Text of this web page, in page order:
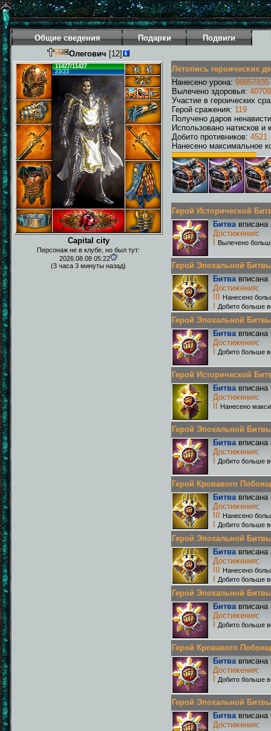
Общие сведения Подарки Подвиги
Олегович [12]
11427/11427
23/23
Capital city
Персонаж не в клубе, но был тут:
2026.08.08 05:22
(3 часа 3 минуты назад)
Летопись героических
Нанесено урона: 99857835
Вылечено здоровья:
Участие в героических
Герой сражения: 119
Получено даров
Использовано натисков и
Добито противников: 4521
Нанесено максимальное
Герой Исторической
Битвавписана
Достижения:
Вылечено
Герой Эпохальной
Битвавписана
Достижения:
Нанесено
Добито больше
Герой Эпохальной
Битвавписана
Достижения:
Добито больше
Герой Исторической
Битвавписана
Достижения:
Нанесено
Герой Эпохальной
Битвавписана
Достижения:
Добито больше
Герой Кровавого
Битвавписана
Достижения:
Нанесено
Добито больше
Герой Эпохальной
Битвавписана
Достижения:
Нанесено
Добито больше
Герой Эпохальной
Битвавписана
Достижения:
Добито больше
Герой Кровавого
Битвавписана
Достижения:
Добито больше
Герой Эпохальной
Битвавписана
Достижения: